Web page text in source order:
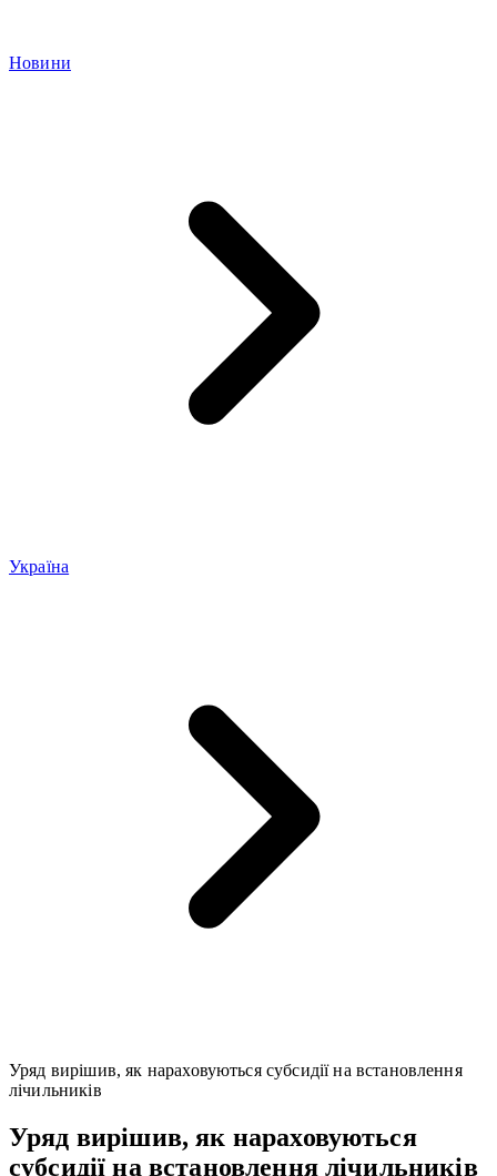
Новини
Україна
Уряд вирішив, як нараховуються субсидії на встановлення
лічильників
Уряд вирішив, як нараховуються
субсидії на встановлення лічильників